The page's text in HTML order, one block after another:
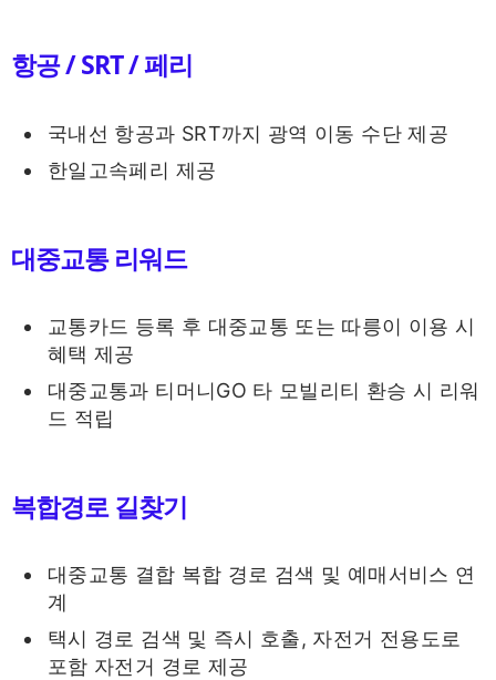
항공 / SRT / 페리
국내선 항공과 SRT까지 광역 이동 수단 제공
한일고속페리 제공
대중교통 리워드
교통카드 등록 후 대중교통 또는 따릉이 이용 시
혜택 제공
대중교통과 티머니GO 타 모빌리티 환승 시 리워
드 적립
복합경로 길찾기
대중교통 결합 복합 경로 검색 및 예매서비스 연
계
택시 경로 검색 및 즉시 호출, 자전거 전용도로
포함 자전거 경로 제공